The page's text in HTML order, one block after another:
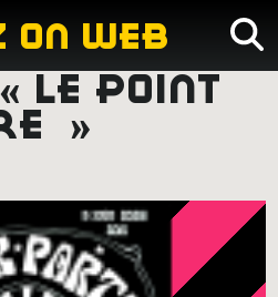
on web
»